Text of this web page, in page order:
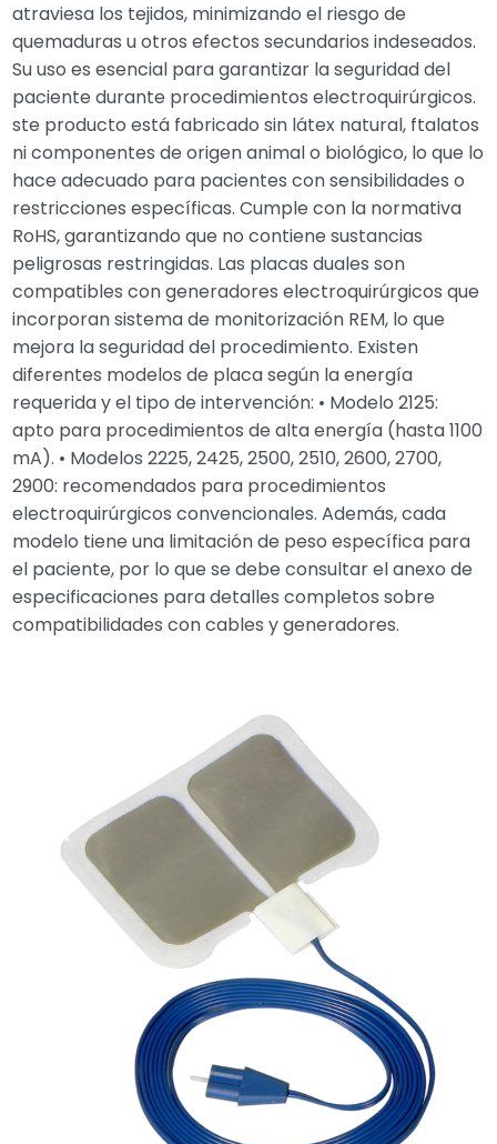
atraviesa los tejidos, minimizando el riesgo de
quemaduras u otros efectos secundarios indeseados.
Su uso es esencial para garantizar la seguridad del
paciente durante procedimientos electroquirúrgicos.
ste producto está fabricado sin látex natural, ftalatos
ni componentes de origen animal o biológico, lo que lo
hace adecuado para pacientes con sensibilidades o
restricciones específicas. Cumple con la normativa
RoHS, garantizando que no contiene sustancias
peligrosas restringidas. Las placas duales son
compatibles con generadores electroquirúrgicos que
incorporan sistema de monitorización REM, lo que
mejora la seguridad del procedimiento. Existen
diferentes modelos de placa según la energía
requerida y el tipo de intervención: • Modelo 2125:
apto para procedimientos de alta energía (hasta 1100
mA). • Modelos 2225, 2425, 2500, 2510, 2600, 2700,
2900: recomendados para procedimientos
electroquirúrgicos convencionales. Además, cada
modelo tiene una limitación de peso específica para
el paciente, por lo que se debe consultar el anexo de
especificaciones para detalles completos sobre
compatibilidades con cables y generadores.